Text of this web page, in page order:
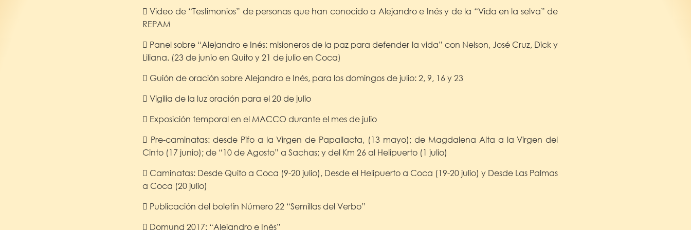
 Video de “Testimonios” de personas que han conocido a Alejandro e Inés y de la “Vida en la selva” de
REPAM
 Panel sobre “Alejandro e Inés: misioneros de la paz para defender la vida” con Nelson, José Cruz, Dick y
Liliana. (23 de junio en Quito y 21 de julio en Coca)
 Guión de oración sobre Alejandro e Inés, para los domingos de julio: 2, 9, 16 y 23
 Vigilia de la luz oración para el 20 de julio
 Exposición temporal en el MACCO durante el mes de julio
 Pre-caminatas: desde Pifo a la Virgen de Papallacta, (13 mayo); de Magdalena Alta a la Virgen del
Cinto (17 junio); de “10 de Agosto” a Sachas; y del Km 26 al Helipuerto (1 julio)
 Caminatas: Desde Quito a Coca (9-20 julio), Desde el Helipuerto a Coca (19-20 julio) y Desde Las Palmas
a Coca (20 julio)
 Publicación del boletín Número 22 “Semillas del Verbo”
 Domund 2017: “Alejandro e Inés”